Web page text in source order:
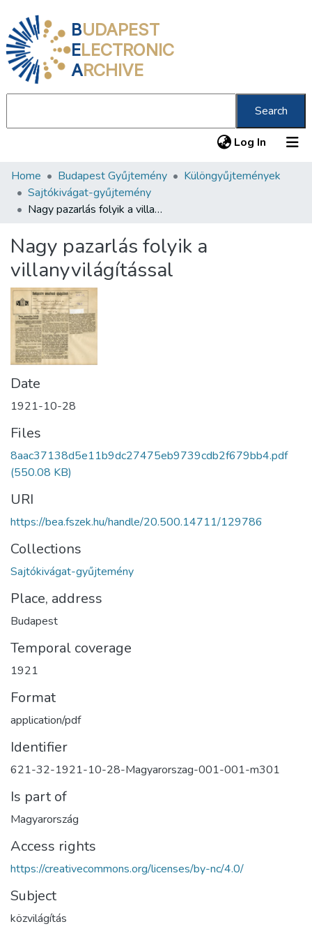
BUDAPEST
ELECTRONIC
ARCHIVE
Search
Log In (current)
Communities & Collections
All of DSpace
About us
Home Budapest Gyűjtemény
Különgyűjtemények
Sajtókivágat-gyűjtemény
Nagy pazarlás folyik a villanyvilágítással
Nagy pazarlás folyik a
villanyvilágítással
Date
1921-10-28
Files
8aac37138d5e11b9dc27475eb9739cdb2f679bb4.pdf
(550.08 KB)
URI
https://bea.fszek.hu/handle/20.500.14711/129786
Collections
Sajtókivágat-gyűjtemény
Place, address
Budapest
Temporal coverage
1921
Format
application/pdf
Identifier
621-32-1921-10-28-Magyarorszag-001-001-m301
Is part of
Magyarország
Access rights
https://creativecommons.org/licenses/by-nc/4.0/
Subject
közvilágítás